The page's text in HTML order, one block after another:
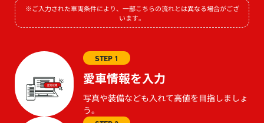
※ご入力された車両条件により、一部こちらの流れとは異なる場合がござ
います。
STEP 1
愛車情報を入力
写真や装備なども入れて高値を目指しましょ
う。